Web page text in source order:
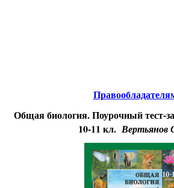
Общая биология. Поурочный тест-
10-11 кл.